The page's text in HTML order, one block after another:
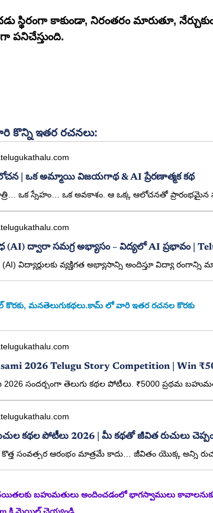
స్థిరంగా కాకుండా, నిరంతరం మారుతూ,
పనిచేస్తుంది.
కొన్ని ఇతర రచనలు:
| ఒక అమ్మాయి విజయగాథ & AI ప్రేరణాత్మక కథ
(AI) ద్వారా సమగ్ర అభ్యాసం – విద్యలో AI ప్రభావం |
కొరకు, మనతెలుగుకథలు.కామ్ లో వారి ఇతర రచనల కొరకు
కథల పోటీలు 2026 | మీ కథతో జీవిత రుచులు
బహుమతులు అందించడంలో భాగస్వాములు